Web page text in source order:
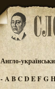
Англо-
-ABCDEFG